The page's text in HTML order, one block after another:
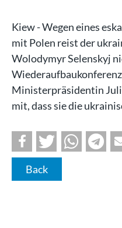
Kiew - Wegen eines
mit Polen reist der
Wolodymyr Selenskyj
Ministerpräsidentin
mit, dass sie die
Back